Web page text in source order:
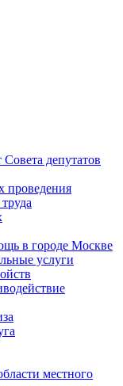
депутатов
проведения
в городе Москве
услуги
местного